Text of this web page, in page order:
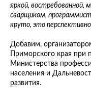
яркой, востребованной,
сварщиком,
круто, это
Добавим,
Приморского края при
Министерства
населения и
развития.